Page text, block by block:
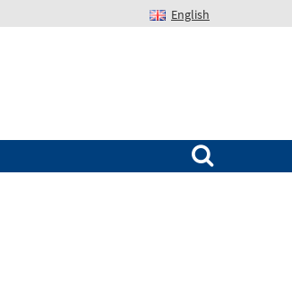
English
Suchen nach: